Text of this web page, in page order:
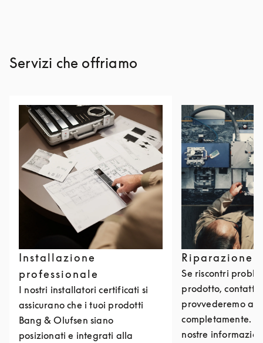
Servizi che offriamo
Installazione
professionale
I nostri installatori certificati si
assicurano che i tuoi prodotti
Bang & Olufsen siano
posizionati e integrati alla
Riparazione
Se riscontri
prodotto,
provvederemo a
completamente.
nostre